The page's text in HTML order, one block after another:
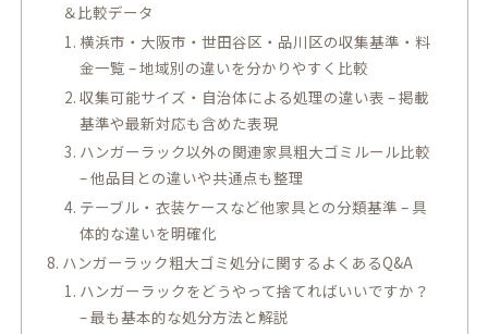
＆比較データ
横浜市・大阪市・世田谷区・品川区の収集基準・料
金一覧 – 地域別の違いを分かりやすく比較
収集可能サイズ・自治体による処理の違い表 – 掲載
基準や最新対応も含めた表現
ハンガーラック以外の関連家具粗大ゴミルール比較
– 他品目との違いや共通点も整理
テーブル・衣装ケースなど他家具との分類基準 – 具
体的な違いを明確化
ハンガーラック粗大ゴミ処分に関するよくあるQ&A
ハンガーラックをどうやって捨てればいいですか？
– 最も基本的な処分方法と解説